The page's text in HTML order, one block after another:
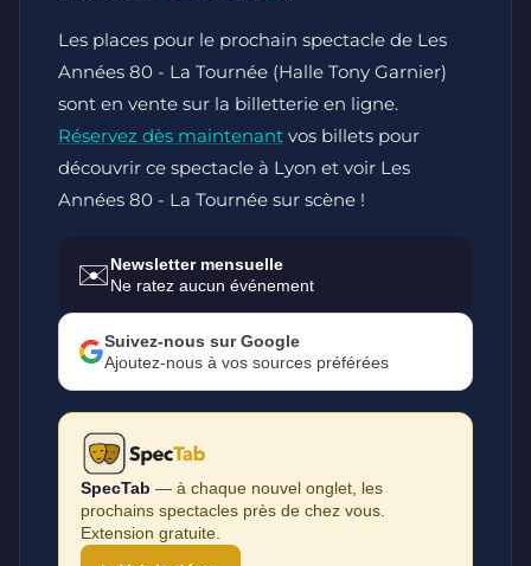
Les places pour le prochain spectacle de Les
Années 80 - La Tournée (Halle Tony Garnier)
sont en vente sur la billetterie en ligne.
Réservez dès maintenant vos billets pour
découvrir ce spectacle à Lyon et voir Les
Années 80 - La Tournée sur scène !
✉️Newsletter mensuelle
Ne ratez aucun événement
Suivez-nous sur Google
Ajoutez-nous à vos sources préférées
SpecTab — à chaque nouvel onglet, les
prochains spectacles près de chez vous.
Extension gratuite.